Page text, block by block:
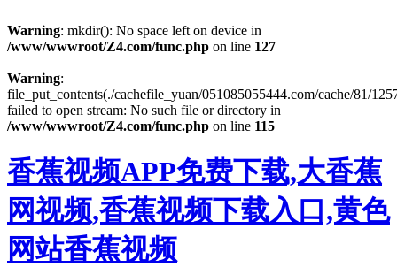
Warning: mkdir(): No space left on device in
/www/wwwroot/Z4.com/func.php on line 127
Warning:
file_put_contents(./cachefile_yuan/051085055444.com/cache/81/
failed to open stream: No such file or directory in
/www/wwwroot/Z4.com/func.php on line 115
香蕉视频APP免费下载,大香蕉
网视频,香蕉视频下载入口,黄色
网站香蕉视频